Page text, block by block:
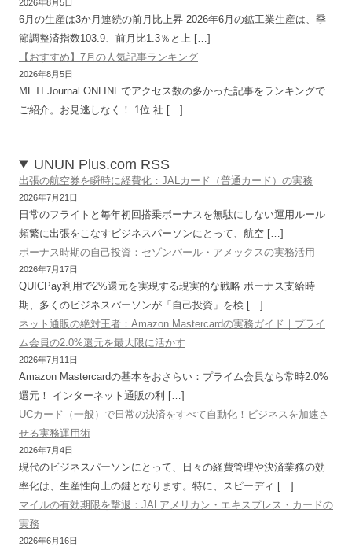
2026年8月5日
6月の生産は3か月連続の前月比上昇 2026年6月の鉱工業生産は、季
節調整済指数103.9、前月比1.3％と上 […]
【おすすめ】7月の人気記事ランキング
2026年8月5日
METI Journal ONLINEでアクセス数の多かった記事をランキングで
ご紹介。お見逃しなく！ 1位 社 […]
UNUN Plus.com RSS
出張の航空券を瞬時に経費化：JALカード（普通カード）の実務
2026年7月21日
日常のフライトと毎年初回搭乗ボーナスを無駄にしない運用ルール
頻繁に出張をこなすビジネスパーソンにとって、航空 […]
ボーナス時期の自己投資：セゾンパール・アメックスの実務活用
2026年7月17日
QUICPay利用で2%還元を実現する現実的な戦略 ボーナス支給時
期、多くのビジネスパーソンが「自己投資」を検 […]
ネット通販の絶対王者：Amazon Mastercardの実務ガイド｜プライ
ム会員の2.0%還元を最大限に活かす
2026年7月11日
Amazon Mastercardの基本をおさらい：プライム会員なら常時2.0%
還元！ インターネット通販の利 […]
UCカード（一般）で日常の決済をすべて自動化！ビジネスを加速さ
せる実務運用術
2026年7月4日
現代のビジネスパーソンにとって、日々の経費管理や決済業務の効
率化は、生産性向上の鍵となります。特に、スピーディ […]
マイルの有効期限を撃退：JALアメリカン・エキスプレス・カードの
実務
2026年6月16日